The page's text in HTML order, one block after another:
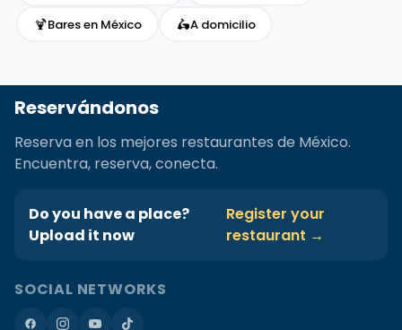
🍹Bares en México 🛵A domicilio
Reservándonos
Reserva en los mejores restaurantes de México.
Encuentra, reserva, conecta.
Do you have a place?
Upload it now
Register your
restaurant →
SOCIAL NETWORKS